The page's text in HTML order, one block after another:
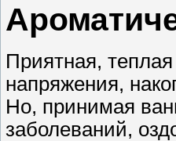
Приятная,
напряжения,
Но, принимая
заболеваний,